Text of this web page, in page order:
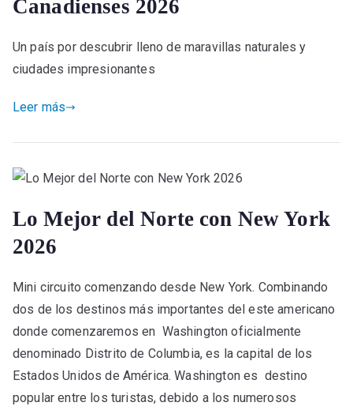
Canadienses 2026
Un país por descubrir lleno de maravillas naturales y
ciudades impresionantes
Leer más
Lo Mejor del Norte con New York
2026
Mini circuito comenzando desde New York. Combinando
dos de los destinos más importantes del este americano
donde comenzaremos en Washington oficialmente
denominado Distrito de Columbia, es la capital de los
Estados Unidos de América. Washington es destino
popular entre los turistas, debido a los numerosos